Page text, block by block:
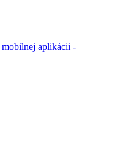
mobilnej aplikácii -